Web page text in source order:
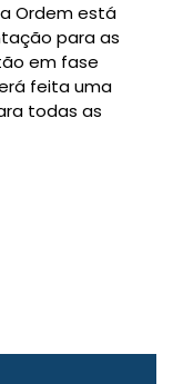
Ordem está
para as
em fase
feita uma
todas as